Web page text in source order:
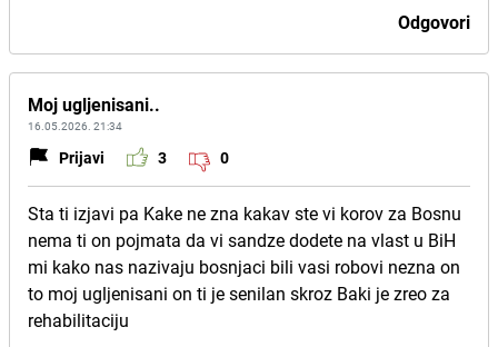
Odgovori
Moj ugljenisani..
16.05.2026. 21:34
Prijavi 3 0
Sta ti izjavi pa Kake ne zna kakav ste vi korov za Bosnu
nema ti on pojmata da vi sandze dodete na vlast u BiH
mi kako nas nazivaju bosnjaci bili vasi robovi nezna on
to moj ugljenisani on ti je senilan skroz Baki je zreo za
rehabilitaciju